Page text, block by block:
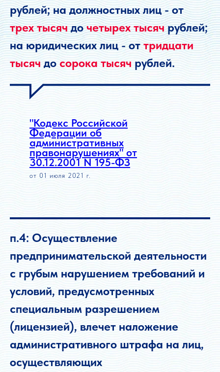
рублей; на должностных лиц - от
трех тысячдочетырех тысячрублей;
на юридических лиц - оттридцати
тысяч до сорока тысяч рублей.
"Кодекс Российской
Федерации об
административных
правонарушениях" от
30.12.2001 N 195-ФЗ
от 01 июля 2021 г.
п.4: Осуществление
предпринимательской деятельности
с грубым нарушением требований и
условий, предусмотренных
специальным разрешением
(лицензией), влечет наложение
административного штрафа на лиц,
осуществляющих